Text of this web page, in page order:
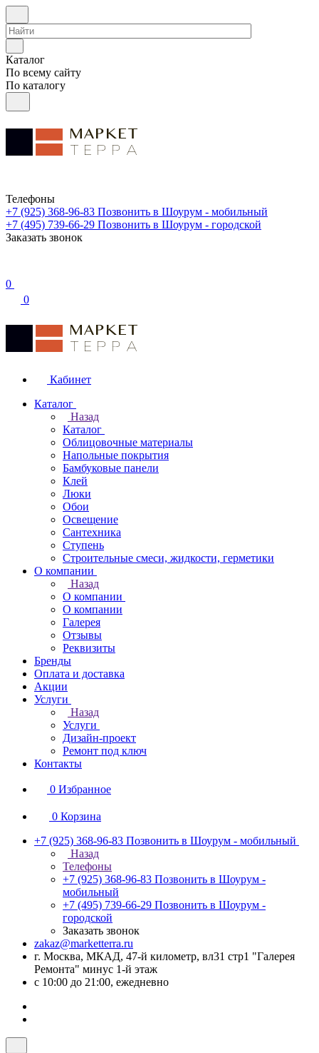
Каталог
По всему сайту
По каталогу
Телефоны
+7 (925) 368-96-83 Позвонить в Шоурум - мобильный
+7 (495) 739-66-29 Позвонить в Шоурум - городской
Заказать звонок
0
0
Кабинет
Каталог
Назад
Каталог
Облицовочные материалы
Напольные покрытия
Бамбуковые панели
Клей
Люки
Обои
Освещение
Сантехника
Ступень
Строительные смеси, жидкости, герметики
О компании
Назад
О компании
О компании
Галерея
Отзывы
Реквизиты
Бренды
Оплата и доставка
Акции
Услуги
Назад
Услуги
Дизайн-проект
Ремонт под ключ
Контакты
0 Избранное
0 Корзина
+7 (925) 368-96-83 Позвонить в Шоурум - мобильный
Назад
Телефоны
+7 (925) 368-96-83 Позвонить в Шоурум -
мобильный
+7 (495) 739-66-29 Позвонить в Шоурум -
городской
Заказать звонок
zakaz@marketterra.ru
г. Москва, МКАД, 47-й километр, вл31 стр1 "Галерея
Ремонта" минус 1-й этаж
с 10:00 до 21:00, ежедневно